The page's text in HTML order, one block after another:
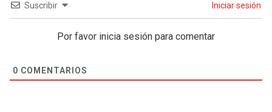
Suscribir Iniciar sesión
Por favor inicia sesión para comentar
0 COMENTARIOS